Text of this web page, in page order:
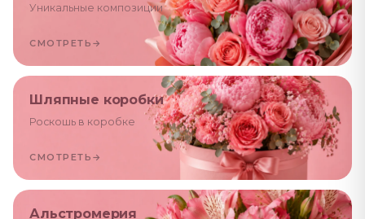
Уникальные композиции
СМОТРЕТЬ →
Шляпные коробки
Роскошь в коробке
СМОТРЕТЬ →
Альстромерия